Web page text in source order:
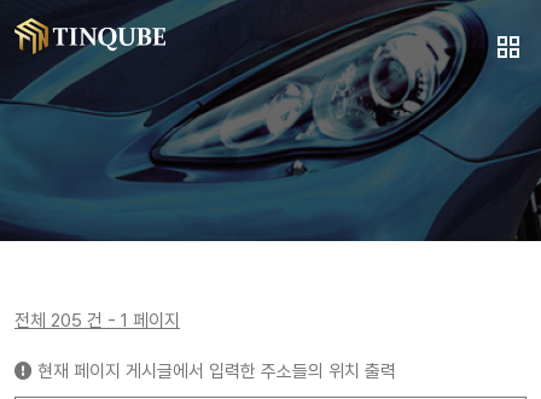
전체 205 건 - 1 페이지
현재 페이지 게시글에서 입력한 주소들의 위치 출력